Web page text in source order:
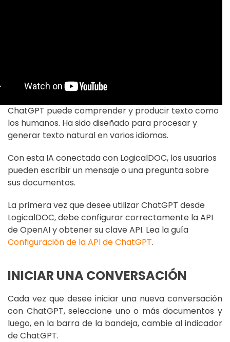
ChatGPT puede comprender y producir texto como
los humanos. Ha sido diseñado para procesar y
generar texto natural en varios idiomas.
Con esta IA conectada con LogicalDOC, los usuarios
pueden escribir un mensaje o una pregunta sobre
sus documentos.
La primera vez que desee utilizar ChatGPT desde
LogicalDOC, debe configurar correctamente la API
de OpenAI y obtener su clave API. Lea la guía
Configuración de la API de ChatGPT.
INICIAR UNA CONVERSACIÓN
Cada vez que desee iniciar una nueva conversación
con ChatGPT, seleccione uno o más documentos y
luego, en la barra de la bandeja, cambie al indicador
de ChatGPT.